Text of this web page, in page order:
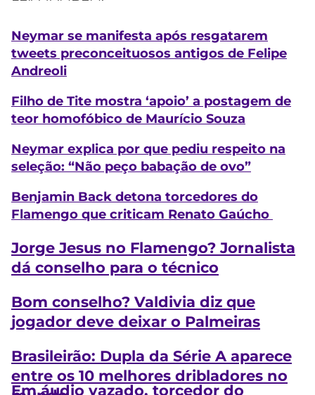
Neymar se manifesta após resgatarem
tweets preconceituosos antigos de Felipe
Andreoli
Filho de Tite mostra ‘apoio’ a postagem de
teor homofóbico de Maurício Souza
Neymar explica por que pediu respeito na
seleção: “Não peço babação de ovo”
Benjamin Back detona torcedores do
Flamengo que criticam Renato Gaúcho
Jorge Jesus no Flamengo? Jornalista
dá conselho para o técnico
Bom conselho? Valdivia diz que
jogador deve deixar o Palmeiras
Brasileirão: Dupla da Série A aparece
entre os 10 melhores dribladores no
Em áudio vazado, torcedor do